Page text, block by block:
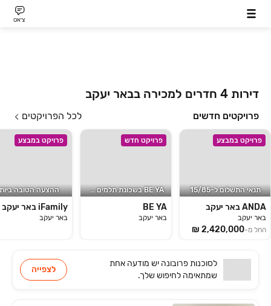
צ׳אט
דירות 4 חדרים למכירה בבאר יעקב
פרויקטים חדשים לכל הפרויקטים
פרויקט במבצע
תנאי התשלום ל-15/85
ANDA באר יעקב
באר יעקב
החל מ-
פרויקט חדש
BE YA בשכונת תלמים המבוקשת
BE YA
באר יעקב
פרויקט במבצע
ההצעה הטובה
iFamily באר יעקב
באר יעקב
לסוכנותפרובונה יש מודעה אחת
שמתאימה לחיפוש שלך.
לצפייה